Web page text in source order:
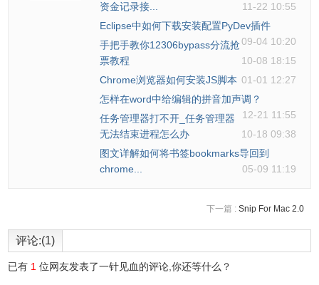
资金记录接...
11-22 10:55
Eclipse中如何下载安装配置PyDev插件
09-04 10:20
手把手教你12306bypass分流抢
票教程
10-08 18:15
Chrome浏览器如何安装JS脚本 01-01 12:27
怎样在word中给编辑的拼音加声调？
12-21 11:55
任务管理器打不开_任务管理器
无法结束进程怎么办
10-18 09:38
图文详解如何将书签bookmarks导回到
chrome...
05-09 11:19
下一篇 : Snip For Mac 2.0
评论:(1)
已有 1 位网友发表了一针见血的评论,你还等什么？